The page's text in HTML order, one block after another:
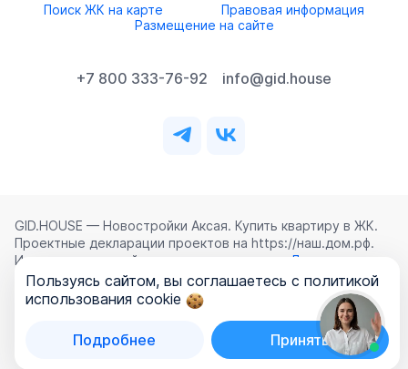
Поиск ЖК на карте
Правовая информация
Размещение на сайте
+7 800 333-76-92 info@gid.house
GID.HOUSE — Новостройки Аксая. Купить квартиру в ЖК.
Проектные декларации проектов на https://наш.дом.рф.
Использование сайта означает согласие с
Лицензионным
соглашением ,Политикой конфиденциальностии
Политикой обработки персональных данных
ООО «ГИД.ХАУЗ»
Пользуясь сайтом, вы соглашаетесь с политикой
использования cookie
Подробнее Принять